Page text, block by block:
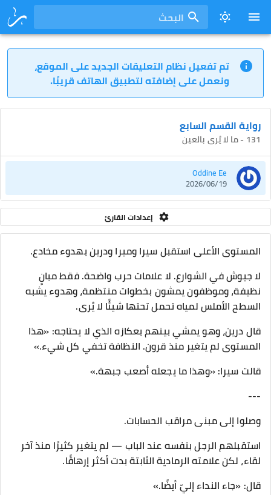
البحث
تم تفعيل نظام التعليقات الجديد على الموقع،
ونعمل على إضافته لتطبيق الهاتف قريبًا.
رواية القسم السابع
131 - ما لا يُرى بالعين
Oddine Ee
2026/06/19
إعدادات القارئ
المستوى الأعلى استقبل سيرا وميرا ودرين بهدوء مخادع.
لا جيوش في الشوارع. لا علامات حرب واضحة. فقط مبانٍ
نظيفة، وموظفون يمشون بخطوات منتظمة، وهدوء يشبه
السطح الأملس لمياه تحمل تحتها شيئًا لا يُرى.
قال درين، وهو يمشي بينهم بعكازه الذي لا يحتاجه: «هذا
المستوى لم يتغير منذ قرون. النظافة تخفي كل شيء.»
قالت سيرا: «وهذا ما يجعله أصعب جبهة.»
---
وصلوا إلى مبنى مراقب الحسابات.
استقبلهم الرجل بنفسه عند الباب — لم يتغير كثيرًا منذ آخر
لقاء، لكن علامته الرمادية الثابتة بدت أكثر إرهاقًا.
قال: «جاء النداء إليّ أيضًا.»